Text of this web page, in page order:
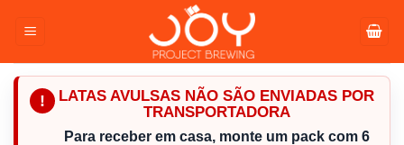
para
conteúdo
!
LATAS AVULSAS NÃO SÃO ENVIADAS POR
TRANSPORTADORA
Para receber em casa, monte um pack com 6